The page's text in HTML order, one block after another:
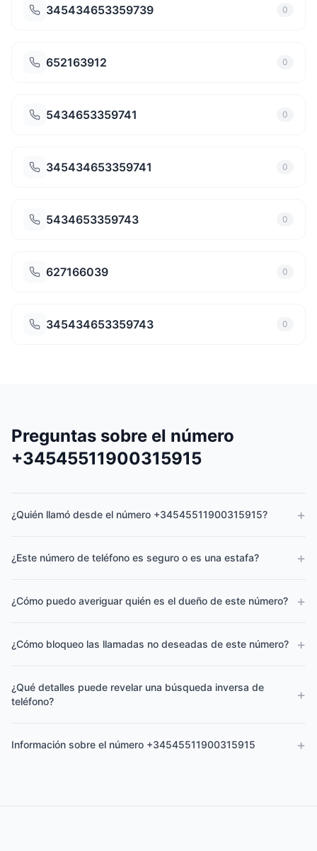
345434653359739 0
652163912 0
5434653359741 0
345434653359741 0
5434653359743 0
627166039 0
345434653359743 0
Preguntas sobre el número
+34545511900315915
¿Quién llamó desde el número +34545511900315915? +
¿Este número de teléfono es seguro o es una estafa? +
¿Cómo puedo averiguar quién es el dueño de este número? +
¿Cómo bloqueo las llamadas no deseadas de este número? +
¿Qué detalles puede revelar una búsqueda inversa de
teléfono?
+
Información sobre el número +34545511900315915 +